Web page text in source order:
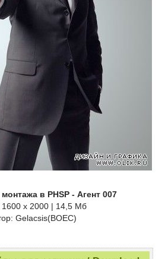
в PHSP - Агент 007
1600 x 2000 | 14,5 Мб
Gelacsis(BOEC)